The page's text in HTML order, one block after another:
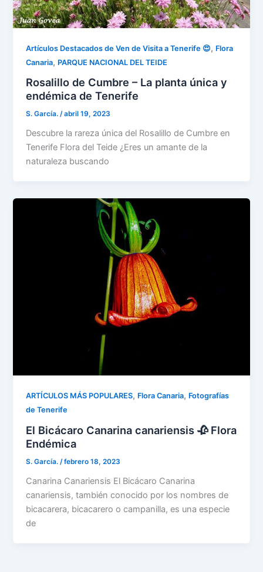
Artículos Destacados de Ven de Visita a Tenerife 😍, Flora
Canaria, PARQUE NACIONAL DEL TEIDE
Rosalillo de Cumbre – La planta única y
endémica de Tenerife
S. García./abril 19, 2023
Descubre la rareza única del Rosalillo de Cumbre en
Tenerife Flora del Teide ¿Eres un amante de la
naturaleza buscando
ARTÍCULOS MÁS POPULARES, Flora Canaria, Fotografías
de Tenerife
El Bicácaro Canarina canariensis 🥀 Flora
Endémica
S. García./febrero 18, 2023
Canarina Canariensis El Bicácaro Canarina
canariensis, también conocido por los nombres de
bicacarera, bicacarero o campanilla, es una especie
de